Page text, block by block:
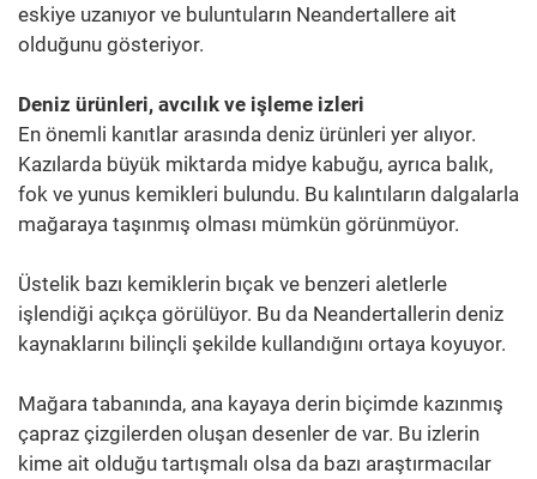
eskiye uzanıyor ve buluntuların Neandertallere ait
olduğunu gösteriyor.
Deniz ürünleri, avcılık ve işleme izleri
En önemli kanıtlar arasında deniz ürünleri yer alıyor.
Kazılarda büyük miktarda midye kabuğu, ayrıca balık,
fok ve yunus kemikleri bulundu. Bu kalıntıların dalgalarla
mağaraya taşınmış olması mümkün görünmüyor.
Üstelik bazı kemiklerin bıçak ve benzeri aletlerle
işlendiği açıkça görülüyor. Bu da Neandertallerin deniz
kaynaklarını bilinçli şekilde kullandığını ortaya koyuyor.
Mağara tabanında, ana kayaya derin biçimde kazınmış
çapraz çizgilerden oluşan desenler de var. Bu izlerin
kime ait olduğu tartışmalı olsa da bazı araştırmacılar